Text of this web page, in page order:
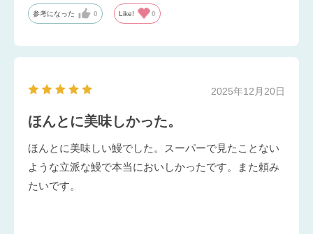
参考になった 0 Like! 0
2025年12月20日
ほんとに美味しかった。
ほんとに美味しい鰻でした。スーパーで見たことない
ような立派な鰻で本当においしかったです。また頼み
たいです。